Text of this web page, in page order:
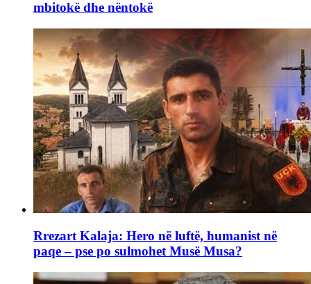
mbitokë dhe nëntokë
Rrezart Kalaja: Hero në luftë, humanist në
paqe – pse po sulmohet Musë Musa?